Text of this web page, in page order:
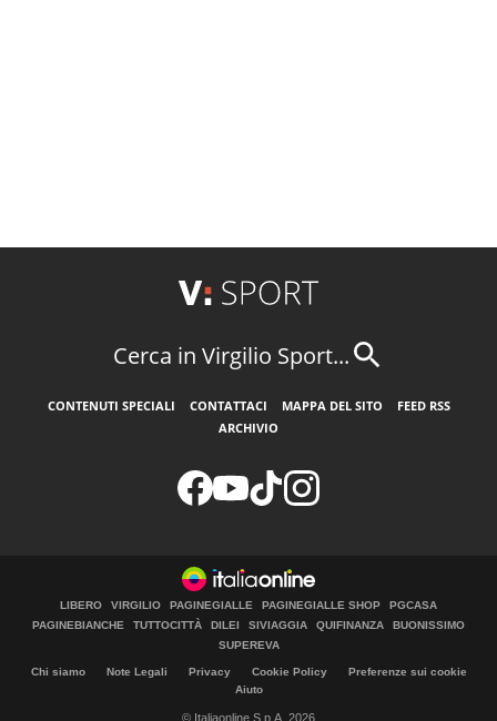
Cerca in Virgilio Sport...
CONTENUTI SPECIALI CONTATTACI MAPPA DEL SITO
FEED RSS
ARCHIVIO
LIBERO VIRGILIO PAGINEGIALLE PAGINEGIALLE SHOP
PGCASA
PAGINEBIANCHE
TUTTOCITTÀ DILEI SIVIAGGIA QUIFINANZA
BUONISSIMO
SUPEREVA
Chi siamo Note Legali Privacy Cookie Policy
Preferenze sui cookie
Aiuto
© Italiaonline S.p.A. 2026